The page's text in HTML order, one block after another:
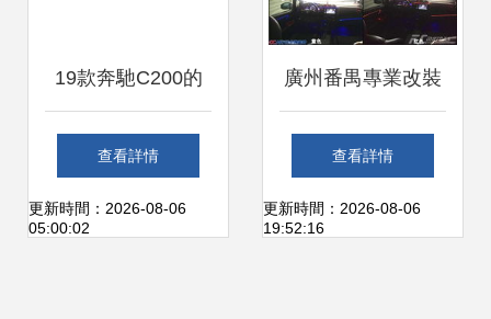
19款奔馳C200的
豪華蛻變 升級原廠
環視360、64色氛
查看詳情
更新時間：2026-08-06
05:00:02
廣州番禺專業改裝
本田飛度升級
CarPlay與氛圍
查看詳情
更新時間：2026-08-06
19:52:16